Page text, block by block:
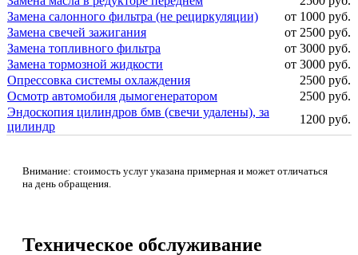
Замена салонного фильтра (не рециркуляции)
от 1000 руб.
Замена свечей зажигания
от 2500 руб.
Замена топливного фильтра
от 3000 руб.
Замена тормозной жидкости
от 3000 руб.
Опрессовка системы охлаждения
2500 руб.
Осмотр автомобиля дымогенератором
2500 руб.
Эндоскопия цилиндров бмв (свечи удалены), за
цилиндр
1200 руб.
Внимание: стоимость услуг указана примерная и может отличаться
на день обращения.
Техническое обслуживание